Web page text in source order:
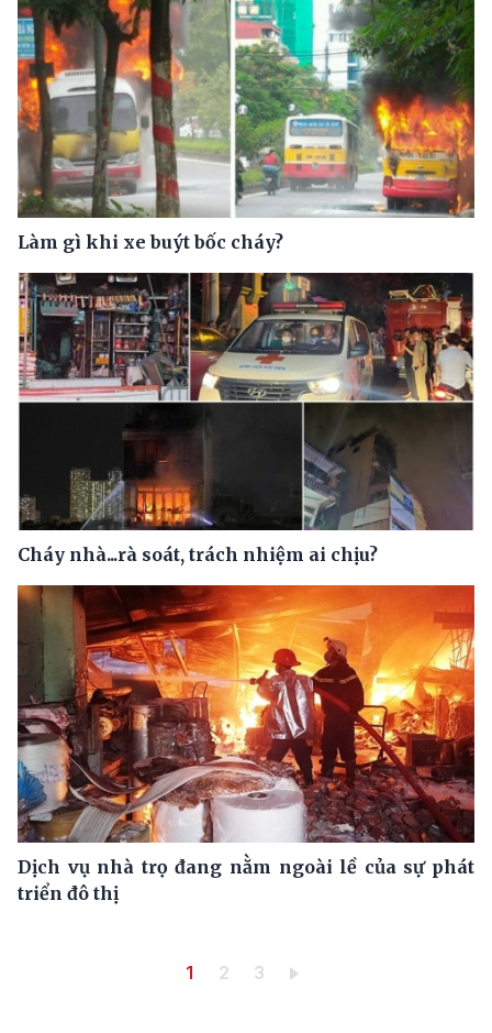
Làm gì khi xe buýt bốc cháy?
Cháy nhà...rà soát, trách nhiệm ai chịu?
Dịch vụ nhà trọ đang nằm ngoài lề của sự phát
triển đô thị
Trang hiện thời
1 Trang
2 Trang
3